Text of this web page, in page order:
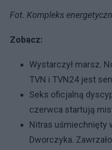
Fot. Kompleks
Zobacz:
Wystarczył marsz.
TVN i TVN24 jest
Seks oficjalną
czerwca startują
Nitras uśmiechnięty
Dworczyka.